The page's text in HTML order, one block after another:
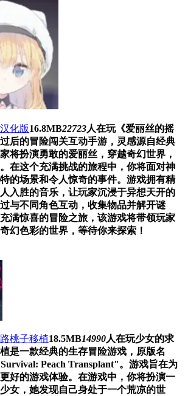
化版16.8MB22723人在玩《爱丽丝的摇
后的冒险闯关互动手游，灵感源自经典
将扮演勇敢的爱丽丝，穿越奇幻世界，
在这个充满挑战的旅程中，你将面对神
的场景和令人惊奇的事件。游戏拥有精
入胜的音乐，让玩家沉浸于异想天开的
与不同角色互动，收集物品并解开谜
满惊喜的冒险之旅，该游戏将带领玩家
幻色彩的世界，等待你来探索！
桃子移植18.5MB14990人在玩少女的求
是一款经典的生存冒险游戏，原版名
Peach Transplant"。游戏旨在为
好的游戏体验。在游戏中，你将扮演一
女，她发现自己身处于一个荒凉的世